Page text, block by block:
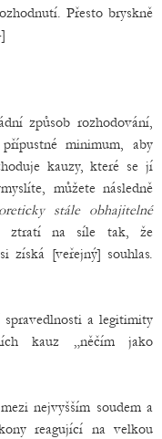
Přesto bryskně
způsob rozhodování,
minimum, aby
kauzy, které se jí
můžete následně
stále obhajitelné
ztratí na síle tak, že
získá [veřejný] souhlas.
a legitimity
kauz „něčím jako
nejvyšším soudem a
reagující na velkou